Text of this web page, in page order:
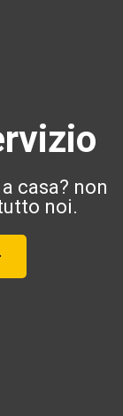
casa? non
noi.